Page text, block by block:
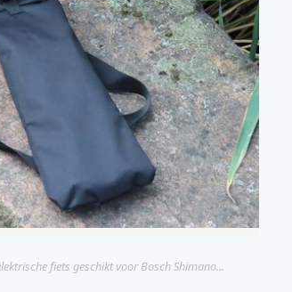
fiets geschikt voor Bosch Shimano...